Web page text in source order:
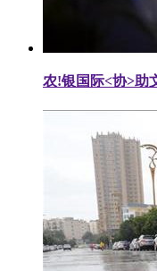
农!银国际<协>助